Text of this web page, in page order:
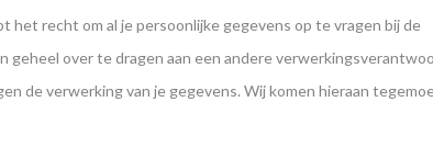
het recht om al je persoonlijke gegevens op te vragen bij de
geheel over te dragen aan een andere
de verwerking van je gegevens. Wij komen hieraan